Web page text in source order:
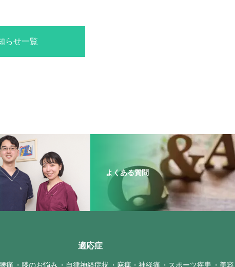
らせ一覧
よくある質問
適応症
腰痛 膝のお悩み 自律神経症状 麻痺・神経痛 スポーツ疾患 美容